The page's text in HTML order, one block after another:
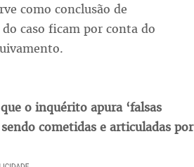
como conclusão de
caso ficam por conta do
o inquérito apura ‘falsas
cometidas e articuladas por